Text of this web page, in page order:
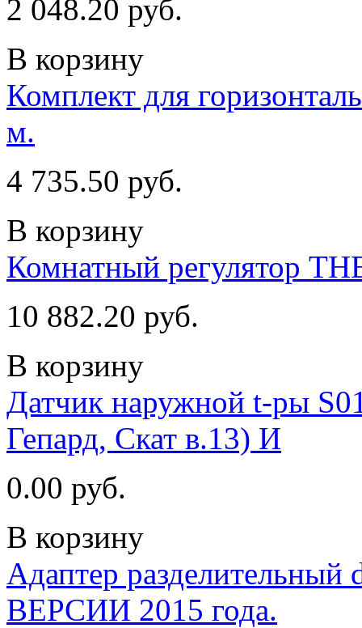
2 048.20 руб.
В корзину
Комплект для
м.
4 735.50 руб.
В корзину
Комнатный регулятор
10 882.20 руб.
В корзину
Датчик наружной t-ры
Гепард, Скат в.13) И
0.00 руб.
В корзину
Адаптер
ВЕРСИИ 2015 года.